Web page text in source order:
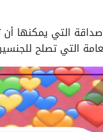
التي يمكنها أن
التي تصلح